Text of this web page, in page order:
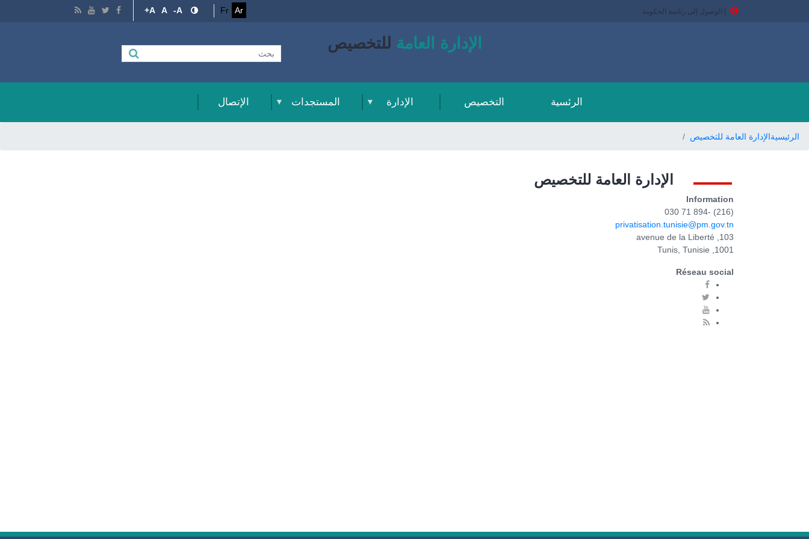
| الوصول إلى رئاسة الحكومة A-
A
A+ Fr Ar
الإدارة العامة للتخصيص
الرئسية التخصيص الإدارة المستجدات الإتصال
Breadcrumb
الرئيسيةالإدارة العامة للتخصيص
الإدارة العامة للتخصيص
Information
(216) -71 894 030
privatisation.tunisie@pm.gov.tn
103, avenue de la Liberté
1001, Tunis, Tunisie
Réseau social